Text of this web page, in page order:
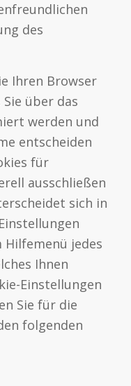
des
Ihren Browser
über das
werden und
entscheiden
für
ausschließen
sich in
jedes
Ihnen
Einstellungen
Sie für die
folgenden